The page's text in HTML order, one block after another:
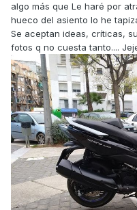
algo más que Le haré por
hueco del asiento lo he
Se aceptan ideas, críticas,
fotos q no cuesta tanto....